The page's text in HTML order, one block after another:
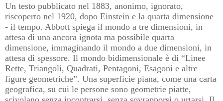
Un testo pubblicato nel 1883, anonimo, ignorato,
riscoperto nel 1920, dopo Einstein e la quarta dimensione
- il tempo. Abbott spiega il mondo a tre dimensioni, in
attesa di una ancora ignota ma possibile quarta
dimensione, immaginando il mondo a due dimensioni, in
attesa di spessore. Il mondo bidimensionale è di “Linee
Rette, Triangoli, Quadrati, Pentagoni, Esagoni e altre
figure geometriche”. Una superficie piana, come una carta
geografica, su cui le persone sono geometrie piatte,